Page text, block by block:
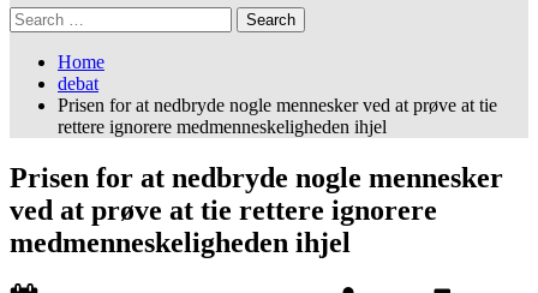
Search
for:
Home
debat
Prisen for at nedbryde nogle mennesker ved at prøve at tie
rettere ignorere medmenneskeligheden ihjel
Prisen for at nedbryde nogle mennesker
ved at prøve at tie rettere ignorere
medmenneskeligheden ihjel